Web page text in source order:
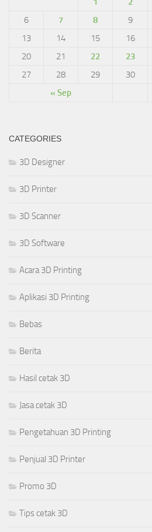
« Sep
6
7 8 9
13
14 15 16
20
21 22 23
27
28 29 30
CATEGORIES
3D Designer
3D Printer
3D Scanner
3D Software
Acara 3D Printing
Aplikasi 3D Printing
Bebas
Berita
Hasil cetak 3D
Jasa cetak 3D
Pengetahuan 3D Printing
Penjual 3D Printer
Promo 3D
Tips cetak 3D